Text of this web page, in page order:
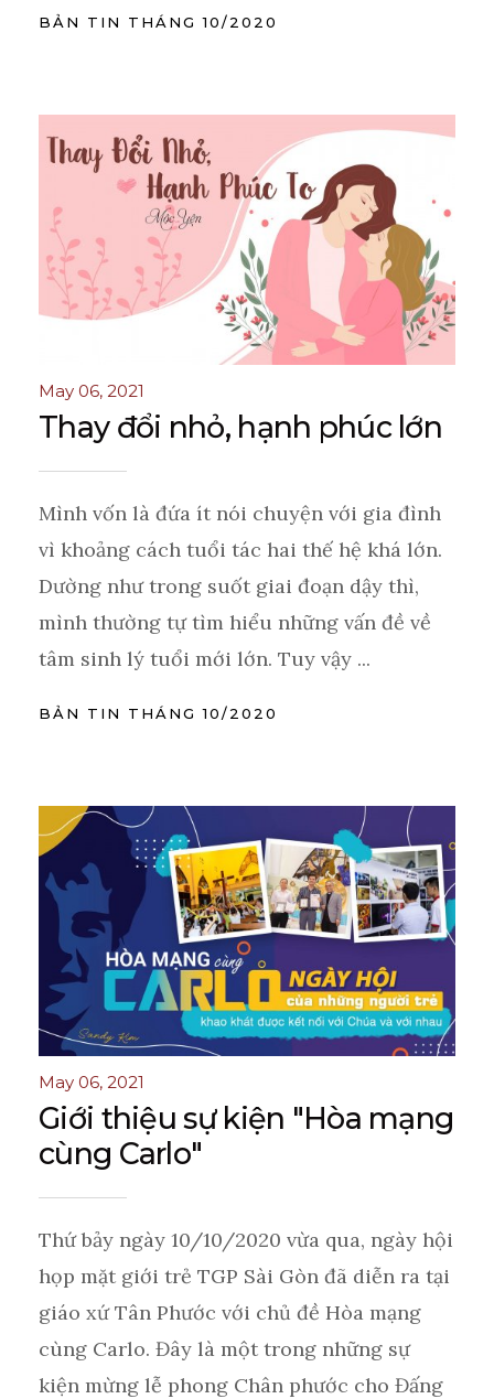
BẢN TIN THÁNG 10/2020
May 06, 2021
Thay đổi nhỏ, hạnh phúc lớn
Mình vốn là đứa ít nói chuyện với gia đình
vì khoảng cách tuổi tác hai thế hệ khá lớn.
Dường như trong suốt giai đoạn dậy thì,
mình thường tự tìm hiểu những vấn đề về
tâm sinh lý tuổi mới lớn. Tuy vậy ...
BẢN TIN THÁNG 10/2020
May 06, 2021
Giới thiệu sự kiện "Hòa mạng
cùng Carlo"
Thứ bảy ngày 10/10/2020 vừa qua, ngày hội
họp mặt giới trẻ TGP Sài Gòn đã diễn ra tại
giáo xứ Tân Phước với chủ đề Hòa mạng
cùng Carlo. Đây là một trong những sự
kiện mừng lễ phong Chân phước cho Đấng